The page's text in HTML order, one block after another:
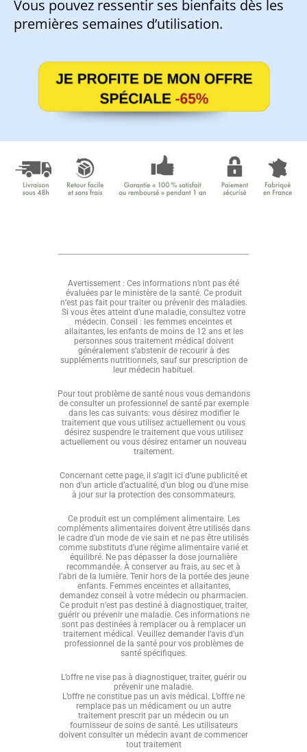
Vous pouvez ressentir ses bienfaits dès les
premières semaines d’utilisation.
Avertissement : Ces informations n’ont pas été
évaluées par le ministère de la santé. Ce produit
n’est pas fait pour traiter ou prévenir des maladies.
Si vous êtes atteint d’une maladie, consultez votre
médecin. Conseil : les femmes enceintes et
allaitantes, les enfants de moins de 12 ans et les
personnes sous traitement médical doivent
généralement s’abstenir de recourir à des
suppléments nutritionnels, sauf sur prescription de
leur médecin habituel.
Pour tout problème de santé nous vous demandons
de consulter un professionnel de santé par exemple
dans les cas suivants: vous désirez modifier le
traitement que vous utilisez actuellement ou vous
désirez suspendre le traitement que vous utilisez
actuellement ou vous désirez entamer un nouveau
traitement.
Concernant cette page, il s’agit ici d’une publicité et
non d’un article d’actualité, d’un blog ou d’une mise
à jour sur la protection des consommateurs.
Ce produit est un complément alimentaire. Les
compléments alimentaires doivent être utilisés dans
le cadre d’un mode de vie sain et ne pas être utilisés
comme substituts d’une régime alimentaire varié et
équilibré. Ne pas dépasser la dose journalière
recommandée. À conserver au frais, au sec et à
l’abri de la lumière. Tenir hors de la portée des jeune
enfants. Femmes enceintes et allaitantes,
demandez conseil à votre médecin ou pharmacien.
Ce produit n’est pas destiné à diagnostiquer, traiter,
guérir ou prévenir une maladie. Ces informations ne
sont pas destinées à remplacer ou à remplacer un
traitement médical. Veuillez demander l’avis d’un
professionnel de la santé pour vos problèmes de
santé spécifiques.
L’offre ne vise pas à diagnostiquer, traiter, guérir ou
prévenir une maladie.
L’offre ne constitue pas un avis médical. L’offre ne
remplace pas un médicament ou un autre
traitement prescrit par un médecin ou un
fournisseur de soins de santé. Les utilisateurs
doivent consulter un médecin avant de commencer
tout traitement